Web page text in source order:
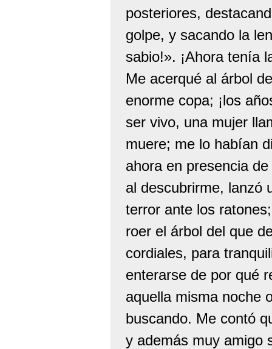
posteriores,
golpe, y sacando la
sabio!». ¡Ahora tenía
Me acerqué al árbol
enorme copa; ¡los
ser vivo, una mujer
muere; me lo habían
ahora en presencia
al descubrirme, lanzó
terror ante los
roer el árbol del que
cordiales, para
enterarse de por qué
aquella misma noche
buscando. Me contó
y además muy amigo